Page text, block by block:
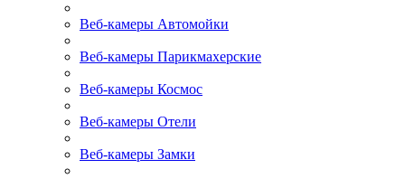
Веб-камеры Автомойки
Веб-камеры Парикмахерские
Веб-камеры Космос
Веб-камеры Отели
Веб-камеры Замки